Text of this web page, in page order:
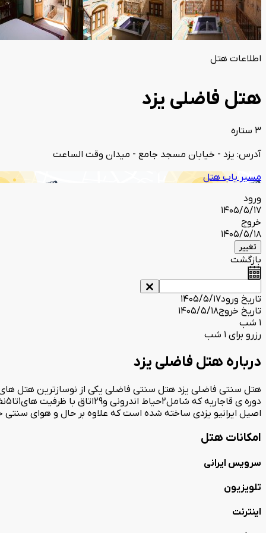
اطلاعات هتل
هتل فاضلی یزد
3 ستاره
آدرس: یزد - خیابان مسجد جامع - میدان وقت الساعت
مسیر یاب هتل
ورود
1405/5/17
خروج
1405/5/18
تغییر
بازگشت
تاریخ ورود1405/5/17
تاریخ خروج1405/5/18
1 شب
رزرو برای 1 شب
درباره هتل فاضلی یزد
اصیل ایرانیو یزدی ساخته شده است که علاوه بر حال و هوای سنتی
امکانات هتل
سرویس ایرانی
تلویزیون
اینترنت